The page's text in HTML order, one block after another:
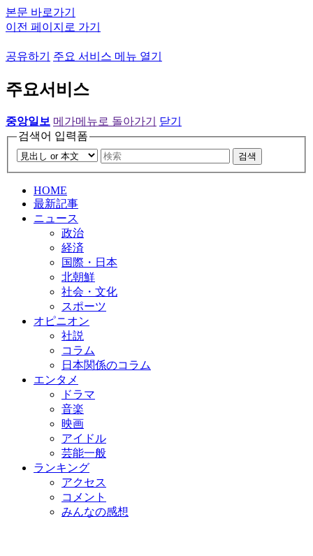
본문 바로가기
이전 페이지로 가기
공유하기 주요 서비스 메뉴 열기
주요서비스
중앙일보 메가메뉴로 돌아가기
닫기
검색어 입력폼
검색
HOME
最新記事
ニュース
政治
経済
国際・日本
北朝鮮
社会・文化
スポーツ
オピニオン
社説
コラム
日本関係のコラム
エンタメ
ドラマ
音楽
映画
アイドル
芸能一般
ランキング
アクセス
コメント
みんなの感想